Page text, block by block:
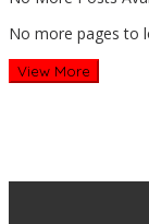
No more pages to
View More